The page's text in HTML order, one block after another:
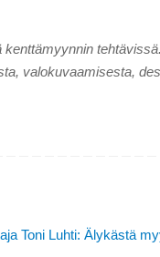
valokuvaamisesta,
Toni Luhti: Älykästä